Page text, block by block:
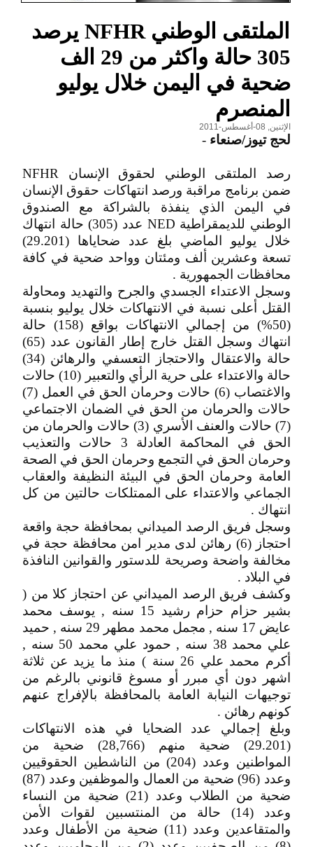
الملتقى الوطني NFHR يرصد
305 حالة واكثر من 29 الف
ضحية في اليمن خلال يوليو
المنصرم
الإثنين, 08-أغسطس-2011
لحج تيوز/صنعاء -
رصد الملتقى الوطني لحقوق الإنسان NFHR
ضمن برنامج مراقبة ورصد انتهاكات حقوق الإنسان
في اليمن الذي ينفذة بالشراكة مع الصندوق
الوطني للديمقراطية NED عدد (305) حالة انتهاك
خلال يوليو الماضي بلغ عدد ضحاياها (29.201)
تسعة وعشرين ألف ومئتان وواحد ضحية في كافة
محافظات الجمهورية .
وسجل الاعتداء الجسدي والجرح والتهديد ومحاولة
القتل أعلى نسبة في الانتهاكات خلال يوليو بنسبة
(50%) من إجمالي الانتهاكات بواقع (158) حالة
انتهاك وسجل القتل خارج إطار القانون عدد (65)
حالة والاعتقال والاحتجاز التعسفي والرهائن (34)
حالة والاعتداء على حرية الرأي والتعبير (10) حالات
والاغتصاب (6) حالات وحرمان الحق في العمل (7)
حالات والحرمان من الحق في الضمان الاجتماعي
(7) حالات والعنف الأسري (3) حالات والحرمان من
الحق في المحاكمة العادلة 3 حالات والتعذيب
وحرمان الحق في التجمع وحرمان الحق في الصحة
العامة وحرمان الحق في البيئة النظيفة والعقاب
الجماعي والاعتداء على الممتلكات حالتين من كل
انتهاك .
وسجل فريق الرصد الميداني بمحافظة حجة واقعة
احتجاز (6) رهائن لدى مدير امن محافظة حجة في
مخالفة واضحة وصريحة للدستور والقوانين النافذة
في البلاد .
وكشف فريق الرصد الميداني عن احتجاز كلا من (
بشير حزام حزام رشيد 15 سنه , يوسف محمد
عايض 17 سنه , مجمل محمد مطهر 29 سنه , حميد
علي محمد 38 سنه , حمود علي محمد 50 سنه ,
أكرم محمد علي 26 سنة ) منذ ما يزيد عن ثلاثة
اشهر دون أي مبرر أو مسوغ قانوني بالرغم من
توجيهات النيابة العامة بالمحافظة بالإفراج عنهم
كونهم رهائن .
وبلغ إجمالي عدد الضحايا في هذه الانتهاكات
(29.201) ضحية منهم (28,766) ضحية من
المواطنين وعدد (204) من الناشطين الحقوقيين
وعدد (96) ضحية من العمال والموظفين وعدد (87)
ضحية من الطلاب وعدد (21) ضحية من النساء
وعدد (14) حالة من المنتسبين لقوات الأمن
والمتقاعدين وعدد (11) ضحية من الأطفال وعدد